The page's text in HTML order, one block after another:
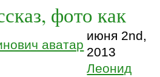
фото как
июня 2nd,
2013
Леонид